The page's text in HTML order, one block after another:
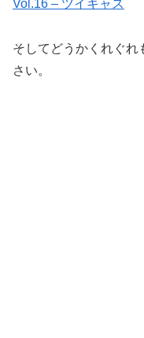
Vol.16 – ツイキャス
そしてどうかくれぐ
さい。